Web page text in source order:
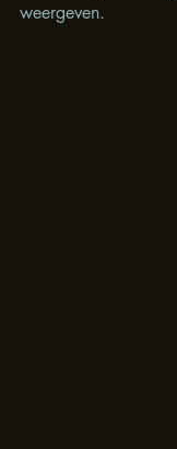
weergeven.